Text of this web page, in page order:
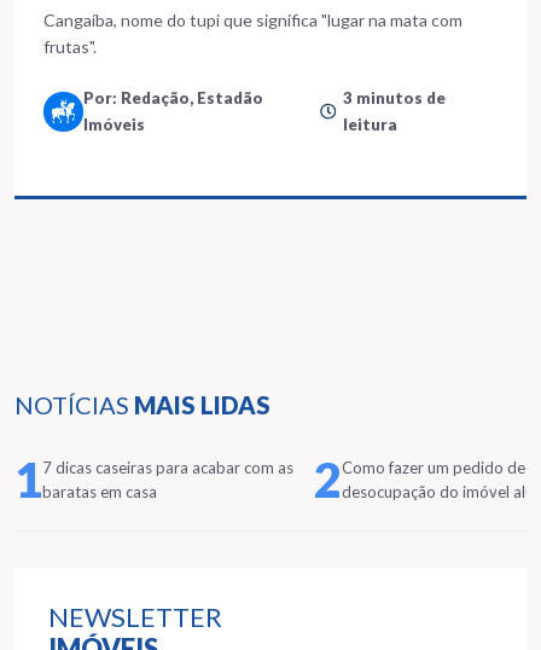
NOTÍCIAS MAIS LIDAS
17 dicas caseiras para acabar com as
baratas em casa
2Como fazer um pedido de
desocupação do imóvel
NEWSLETTER
Cangaíba, nome do tupi que significa "lugar na mata com
frutas".
Por: Redação, Estadão
Imóveis
3 minutos de
leitura